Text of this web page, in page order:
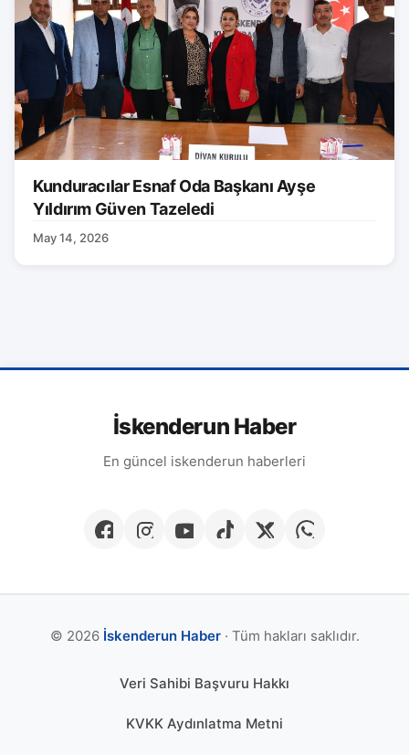
Kunduracılar Esnaf Oda Başkanı Ayşe
Yıldırım Güven Tazeledi
May 14, 2026
İskenderun Haber
En güncel iskenderun haberleri
© 2026 İskenderun Haber· Tüm hakları saklıdır.
Veri Sahibi Başvuru Hakkı
KVKK Aydınlatma Metni